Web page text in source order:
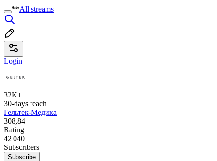
All streams
Login
32K+
30-days reach
Гельтек-Медика
308,84
Rating
42 040
Subscribers
Subscribe